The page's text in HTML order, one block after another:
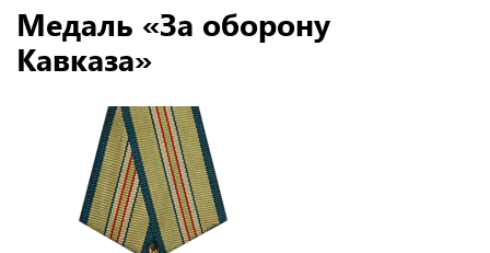
Медаль «За оборону
Кавказа»